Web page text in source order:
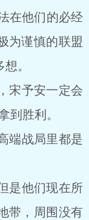
在他们的必经
为谨慎的联盟
。
予安一定会
到胜利。
战局里都是
他们现在所
带，周围没有